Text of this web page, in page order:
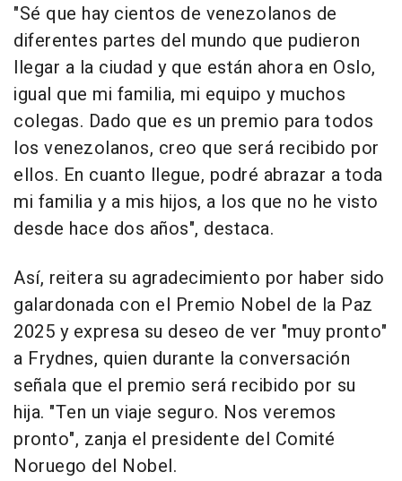
"Sé que hay cientos de venezolanos de
diferentes partes del mundo que pudieron
llegar a la ciudad y que están ahora en Oslo,
igual que mi familia, mi equipo y muchos
colegas. Dado que es un premio para todos
los venezolanos, creo que será recibido por
ellos. En cuanto llegue, podré abrazar a toda
mi familia y a mis hijos, a los que no he visto
desde hace dos años", destaca.
Así, reitera su agradecimiento por haber sido
galardonada con el Premio Nobel de la Paz
2025 y expresa su deseo de ver "muy pronto"
a Frydnes, quien durante la conversación
señala que el premio será recibido por su
hija. "Ten un viaje seguro. Nos veremos
pronto", zanja el presidente del Comité
Noruego del Nobel.